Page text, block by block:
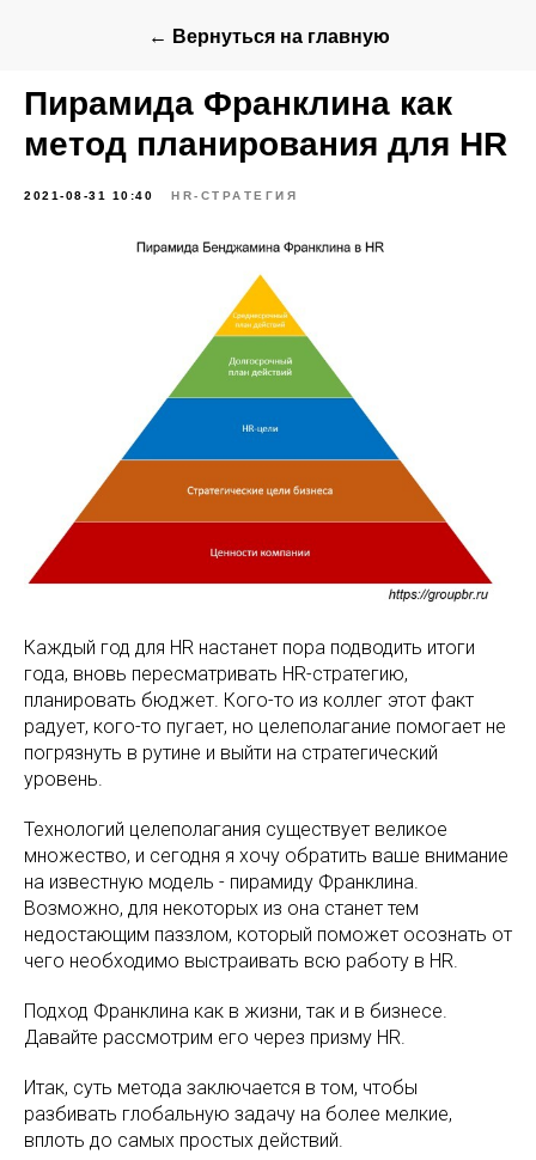
← Вернуться на главную
Пирамида Франклина как
метод планирования для HR
2021-08-31 10:40 HR-СТРАТЕГИЯ
Каждый год для HR настанет пора подводить итоги
года, вновь пересматривать HR-стратегию,
планировать бюджет. Кого-то из коллег этот факт
радует, кого-то пугает, но целеполагание помогает не
погрязнуть в рутине и выйти на стратегический
уровень.
Технологий целеполагания существует великое
множество, и сегодня я хочу обратить ваше внимание
на известную модель - пирамиду Франклина.
Возможно, для некоторых из она станет тем
недостающим паззлом, который поможет осознать от
чего необходимо выстраивать всю работу в HR.
Подход Франклина как в жизни, так и в бизнесе.
Давайте рассмотрим его через призму HR.
Итак, суть метода заключается в том, чтобы
разбивать глобальную задачу на более мелкие,
вплоть до самых простых действий.